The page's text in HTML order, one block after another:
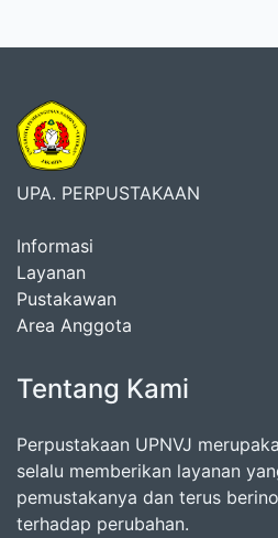
UPA. PERPUSTAKAAN
Informasi
Layanan
Pustakawan
Area Anggota
Tentang Kami
Perpustakaan UPNVJ
selalu memberikan layanan
pemustakanya dan terus
terhadap perubahan.